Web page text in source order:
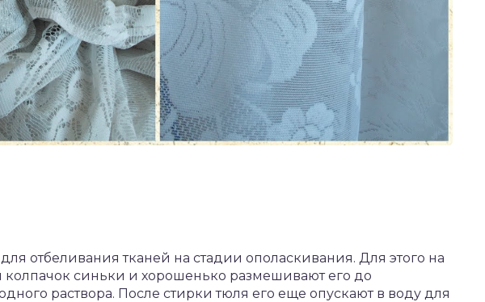
отбеливания тканей на стадии ополаскивания. Для этого на
колпачок синьки и хорошенько размешивают его до
раствора. После стирки тюля его еще опускают в воду для